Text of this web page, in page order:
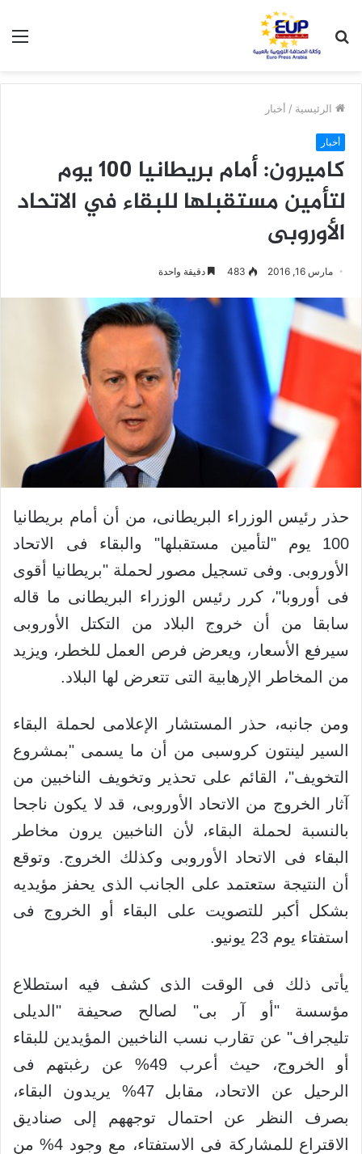
عن
الرئيسية / أخبار
أخبار
كاميرون: أمام بريطانيا 100 يوم
لتأمين مستقبلها للبقاء في الاتحاد
الأوروبى
مارس 16, 2016 483 دقيقة واحدة
حذر رئيس الوزراء البريطانى، من أن أمام بريطانيا
100 يوم "لتأمين مستقبلها" والبقاء فى الاتحاد
الأوروبى. وفى تسجيل مصور لحملة "بريطانيا أقوى
فى أوروبا"، كرر رئيس الوزراء البريطانى ما قاله
سابقا من أن خروج البلاد من التكتل الأوروبى
سيرفع الأسعار، ويعرض فرص العمل للخطر، ويزيد
من المخاطر الإرهابية التى تتعرض لها البلاد.
ومن جانبه، حذر المستشار الإعلامى لحملة البقاء
السير لينتون كروسبى من أن ما يسمى "بمشروع
التخويف"، القائم على تحذير وتخويف الناخبين من
آثار الخروج من الاتحاد الأوروبى، قد لا يكون ناجحا
بالنسبة لحملة البقاء، لأن الناخبين يرون مخاطر
البقاء فى الاتحاد الأوروبى وكذلك الخروج. وتوقع
أن النتيجة ستعتمد على الجانب الذى يحفز مؤيديه
بشكل أكبر للتصويت على البقاء أو الخروج فى
استفتاء يوم 23 يونيو.
يأتى ذلك فى الوقت الذى كشف فيه استطلاع
مؤسسة "أو آر بى" لصالح صحيفة "الديلى
تليجراف" عن تقارب نسب الناخبين المؤيدين للبقاء
أو الخروج، حيث أعرب 49% عن رغبتهم فى
الرحيل عن الاتحاد، مقابل 47% يريدون البقاء،
بصرف النظر عن احتمال توجههم إلى صناديق
الاقتراع للمشاركة فى الاستفتاء، مع وجود 4% من